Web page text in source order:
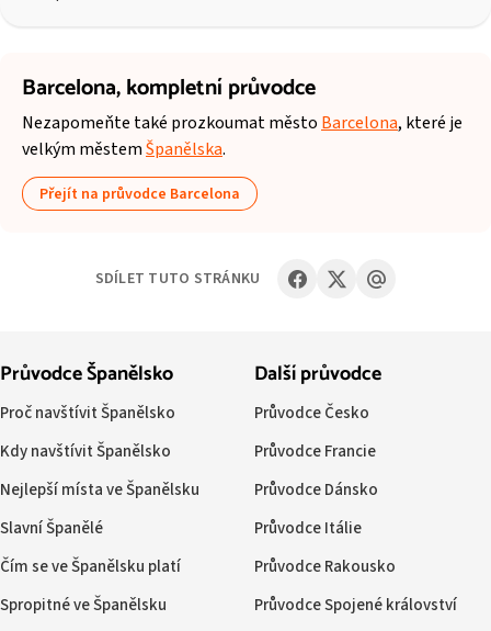
Barcelona,kompletní průvodce
Nezapomeňte také prozkoumat město Barcelona, které je
velkým městemŠpanělska.
Přejít na průvodce Barcelona
SDÍLET TUTO STRÁNKU
Průvodce Španělsko
Proč navštívit Španělsko
Kdy navštívit Španělsko
Nejlepší místa ve Španělsku
Slavní Španělé
Čím se ve Španělsku platí
Spropitné ve Španělsku
Další průvodce
Průvodce Česko
Průvodce Francie
Průvodce Dánsko
Průvodce Itálie
Průvodce Rakousko
Průvodce Spojené království